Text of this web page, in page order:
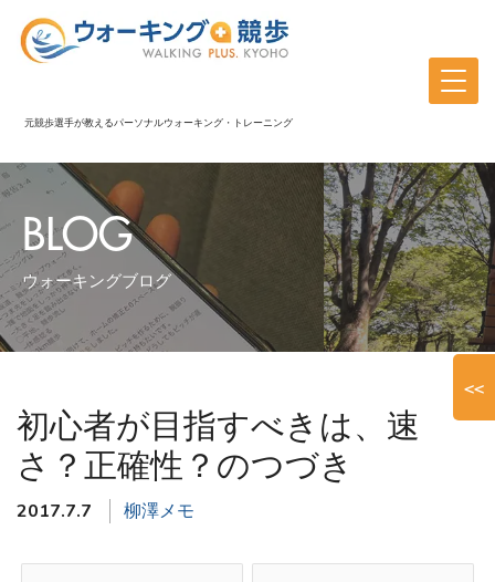
元競歩選手が教えるパーソナルウォーキング・トレーニング
BLOG
ウォーキングブログ
初心者が目指すべきは、速
さ？正確性？のつづき
2017.7.7 柳澤メモ
<<